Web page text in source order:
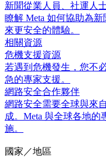
新聞從業人員、社運人
瞭解 Meta 如何協助為
來更安全的體驗。
相關資源
危機支援資源
若遇到危機發生，您不
急的專家支援。
網路安全合作夥伴
網路安全需要全球與來
成。Meta 與全球各地
施。
國家／地區